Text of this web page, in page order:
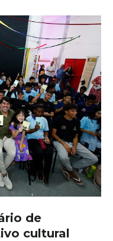
de
cultural